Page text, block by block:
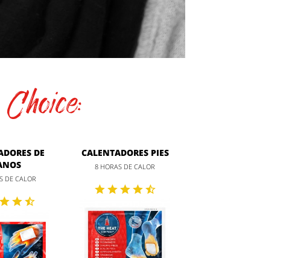
DE
DE CALOR
CALENTADORES PIES
8 HORAS DE CALOR